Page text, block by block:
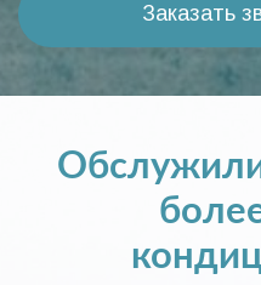
Заказать